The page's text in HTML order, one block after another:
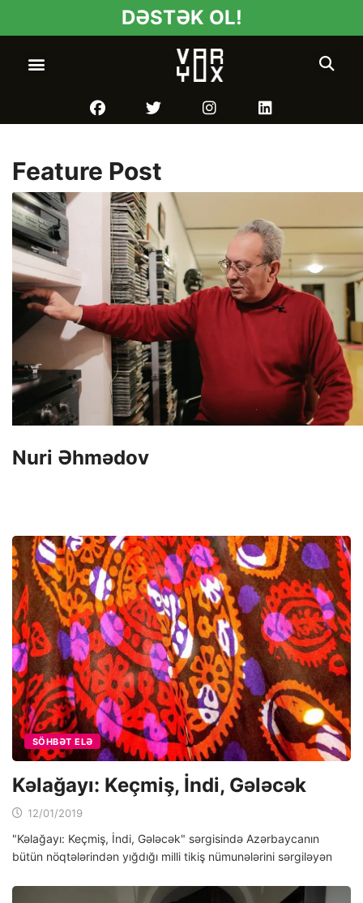
DƏSTƏK OL!
Feature Post
Nuri Əhmədov
SÖHBƏT ELƏ
Kəlağayı: Keçmiş, İndi, Gələcək
12/01/2019
"Kəlağayı: Keçmiş, İndi, Gələcək" sərgisində Azərbaycanın
bütün nöqtələrindən yığdığı milli tikiş nümunələrini sərgiləyən